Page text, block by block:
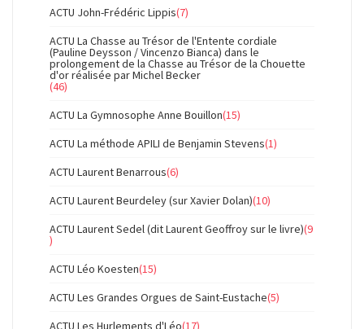
ACTU John-Frédéric Lippis(7)
ACTU La Chasse au Trésor de l'Entente cordiale
(Pauline Deysson / Vincenzo Bianca) dans le
prolongement de la Chasse au Trésor de la Chouette
d'or réalisée par Michel Becker
(46)
ACTU La Gymnosophe Anne Bouillon(15)
ACTU La méthode APILI de Benjamin Stevens(1)
ACTU Laurent Benarrous(6)
ACTU Laurent Beurdeley (sur Xavier Dolan)(10)
ACTU Laurent Sedel (dit Laurent Geoffroy sur le livre)(9
)
ACTU Léo Koesten(15)
ACTU Les Grandes Orgues de Saint-Eustache(5)
ACTU Les Hurlements d'Léo(17)